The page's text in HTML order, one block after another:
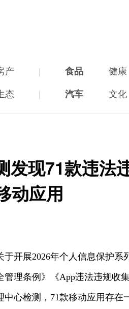
产 | 食品 健康
态 | 汽车 文化
发现71款违法
动应用
开展2026年个人信息保护系
理条例》《App违法违规收
心检测，71款移动应用存在